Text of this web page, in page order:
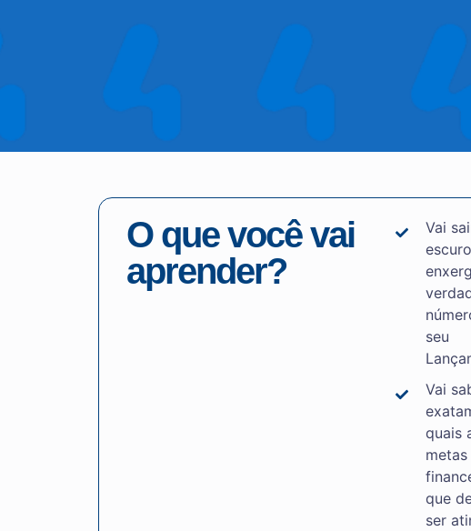
O que você vai
aprender?
Vai
seu
Vai
quais
metas
que
ser